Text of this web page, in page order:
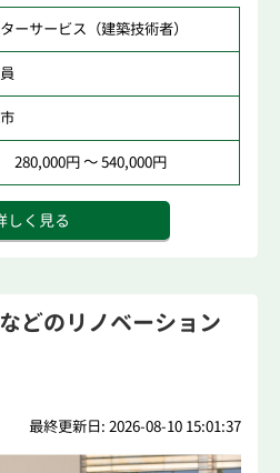
ーサービス（建築技術者）
280,000円 ～ 540,000円
しく見る
どのリノベーション
最終更新日: 2026-08-10 15:01:37